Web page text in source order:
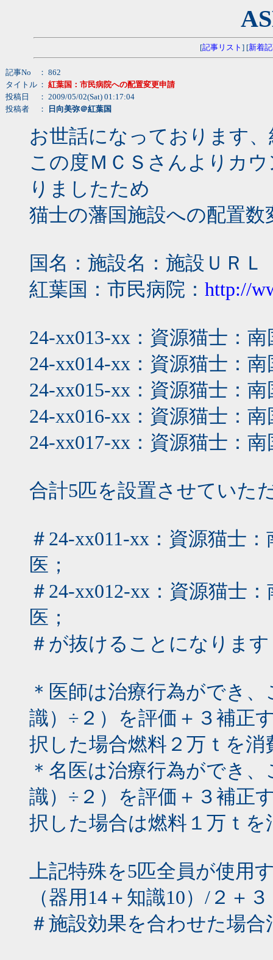
[記事リスト ] [新着
記事No
： 862
タイトル ： 紅葉国：市民病院への配置変更申請
投稿日
： 2009/05/02(Sat) 01:17:04
投稿者
： 日向美弥＠紅葉国
お世話になっております
この度ＭＣＳさんよりカ
りましたため
猫士の藩国施設への配置
国名：施設名：施設ＵＲＬ
紅葉国：市民病院： http://
24-xx013-xx：資源猫士：
24-xx014-xx：資源猫士：
24-xx015-xx：資源猫士：
24-xx016-xx：資源猫士：
24-xx017-xx：資源猫士：
合計5匹を設置させていた
＃24-xx011-xx：資源猫士
医；
＃24-xx012-xx：資源猫士
医；
＃が抜けることになります
＊医師は治療行為ができ
識）÷２）を評価＋３補正
択した場合燃料２万ｔを消
＊名医は治療行為ができ
識）÷２）を評価＋３補正
択した場合は燃料１万ｔを
上記特殊を5匹全員が使用
（器用14＋知識10）/２＋
＃施設効果を合わせた場合